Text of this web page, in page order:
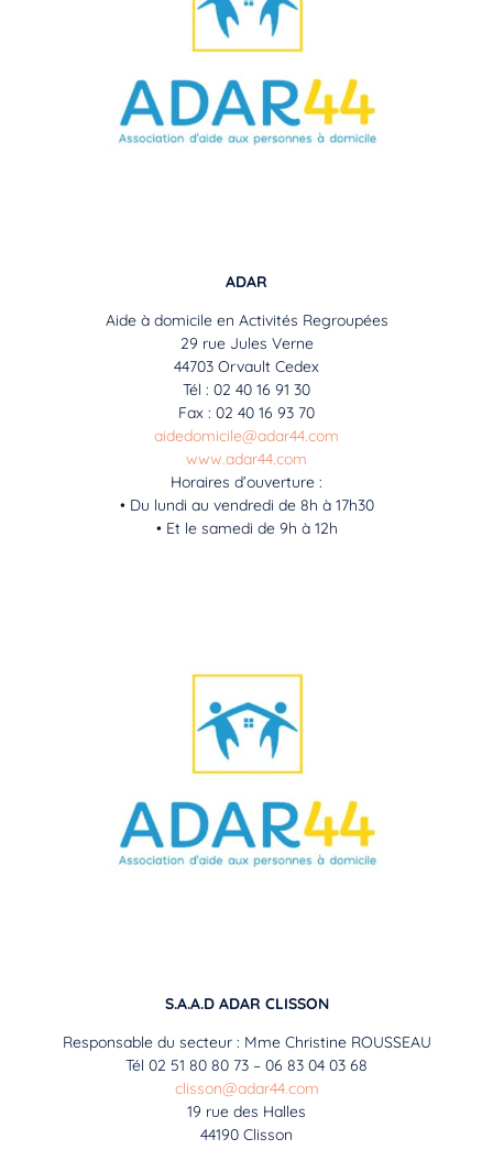
ADAR
Aide à domicile en Activités Regroupées
29 rue Jules Verne
44703 Orvault Cedex
Tél : 02 40 16 91 30
Fax : 02 40 16 93 70
aidedomicile@adar44.com
www.adar44.com
Horaires d’ouverture :
• Du lundi au vendredi de 8h à 17h30
• Et le samedi de 9h à 12h
S.A.A.D ADAR CLISSON
Responsable du secteur : Mme Christine ROUSSEAU
Tél 02 51 80 80 73 – 06 83 04 03 68
clisson@adar44.com
19 rue des Halles
44190 Clisson